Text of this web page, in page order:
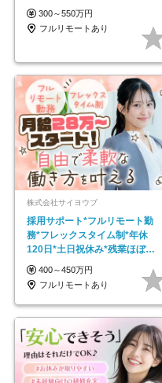
300～550万円
フルリモートあり
株式会社サイヨウブ
採用サポート*フルリモート勤
務*フレックスタイム制*年休
120日*土日祝休み*残業ほぼな
し*育児中社員8割以上
400～450万円
フルリモートあり